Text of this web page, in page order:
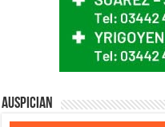
Auspician